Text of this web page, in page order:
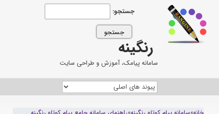
جستجو:
رنگینه
سامانه پیامک، آموزش و طراحی سایت